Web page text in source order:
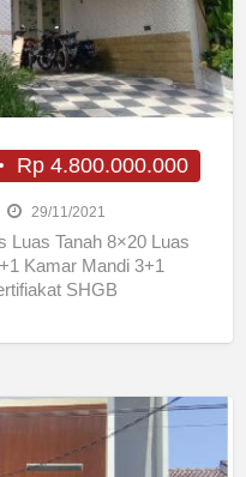
Rp 4.800.000.000
29/11/2021
Luas Tanah 8×20 Luas
Kamar Mandi 3+1
SHGB